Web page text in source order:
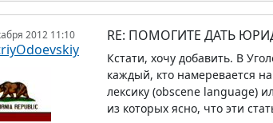
2012 11:10 RE: ПОМОГИТЕ ДАТЬ
Кстати, хочу добавить. В
каждый, кто намеревается
лексику (obscene language)
из которых ясно, что эти